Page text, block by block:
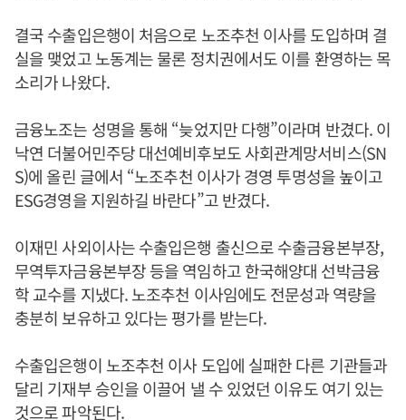
결국 수출입은행이 처음으로 노조추천 이사를 도입하며 결
실을 맺었고 노동계는 물론 정치권에서도 이를 환영하는 목
소리가 나왔다.
금융노조는 성명을 통해 “늦었지만 다행”이라며 반겼다. 이
낙연 더불어민주당 대선예비후보도 사회관계망서비스(SN
S)에 올린 글에서 “노조추천 이사가 경영 투명성을 높이고
ESG경영을 지원하길 바란다”고 반겼다.
이재민 사외이사는 수출입은행 출신으로 수출금융본부장,
무역투자금융본부장 등을 역임하고 한국해양대 선박금융
학 교수를 지냈다. 노조추천 이사임에도 전문성과 역량을
충분히 보유하고 있다는 평가를 받는다.
수출입은행이 노조추천 이사 도입에 실패한 다른 기관들과
달리 기재부 승인을 이끌어 낼 수 있었던 이유도 여기 있는
것으로 파악된다.